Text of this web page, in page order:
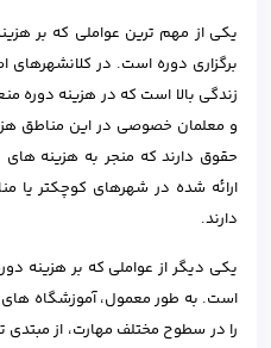
یکی از مهم ترین عواملی که بر
برگزاری دوره است. در کلانشهرهای
زندگی بالا است که در هزینه
و معلمان خصوصی در این مناطق
حقوق دارند که منجر به هزینه
ارائه شده در شهرهای کوچکتر یا
دارند.
یکی دیگر از عواملی که بر هزینه
است. به طور معمول، آموزشگاه
را در سطوح مختلف مهارت، از مبتدی